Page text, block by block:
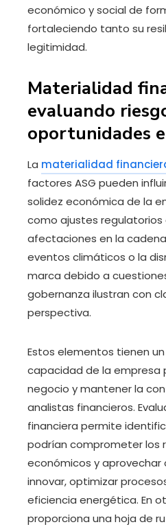
económico y social de
fortaleciendo tanto su
legitimidad.
Materialidad
evaluando
oportunidades
La materialidad
factores ASG pueden
solidez económica de la
como ajustes
afectaciones en la
eventos climáticos o la
marca debido a
gobernanza ilustran con
perspectiva.
Estos elementos tienen
capacidad de la empresa
negocio y mantener la
analistas financieros.
financiera permite
podrían comprometer los
económicos y
innovar, optimizar
eficiencia energética. En
proporciona una hoja de